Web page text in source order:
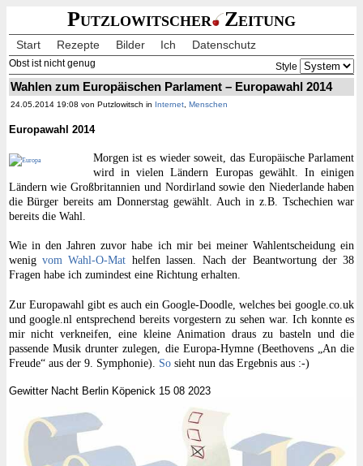
Putzlowitscher Zeitung
Start Rezepte Bilder Ich Datenschutz
Obst ist nicht genug Style
Wahlen zum Europäischen Parlament – Europawahl 2014
24.05.2014 19:08 von Putzlowitsch in Internet, Menschen
Europawahl 2014
Morgen ist es wieder soweit, das Europäische Parlament
wird in vielen Ländern Europas gewählt. In einigen
Ländern wie Großbritannien und Nordirland sowie den Niederlande haben
die Bürger bereits am Donnerstag gewählt. Auch in z.B. Tschechien war
bereits die Wahl.
Wie in den Jahren zuvor habe ich mir bei meiner Wahlentscheidung ein
wenig vom Wahl-O-Mat helfen lassen. Nach der Beantwortung der 38
Fragen habe ich zumindest eine Richtung erhalten.
Zur Europawahl gibt es auch ein Google-Doodle, welches bei google.co.uk
und google.nl entsprechend bereits vorgestern zu sehen war. Ich konnte es
mir nicht verkneifen, eine kleine Animation draus zu basteln und die
passende Musik drunter zulegen, die Europa-Hymne (Beethovens „An die
Freude“ aus der 9. Symphonie). Sosieht nun das Ergebnis aus :-)
Gewitter Nacht Berlin Köpenick 15 08 2023